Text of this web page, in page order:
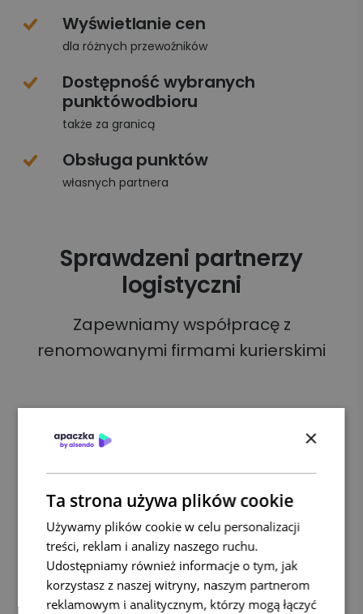
Wyświetlanie cen
dla różnych przewoźników
Dostępność wybranych
punktówodbioru
także za granicą
Obsługa punktów
własnych partnera
Sprawdzeni partnerzy
logistyczni
Zapewniamy współpracę z
renomowanymi firmami kurierskimi
×
Ta strona używa plików cookie
Używamy plików cookie w celu personalizacji
treści, reklam i analizy naszego ruchu.
Udostępniamy również informacje o tym, jak
korzystasz z naszej witryny, naszym partnerom
reklamowym i analitycznym, którzy mogą łączyć